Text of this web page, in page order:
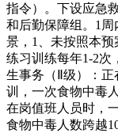
指令）。下设应急
和后勤保障组。1
景，1、未按照本
练习训练每年1-2次
生事务（Ⅱ级）：
训，一次食物中毒
在岗值班人员时，
食物中毒人数跨越